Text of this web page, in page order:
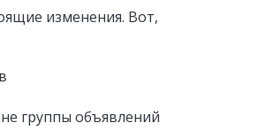
изменения. Вот,
группы объявлений